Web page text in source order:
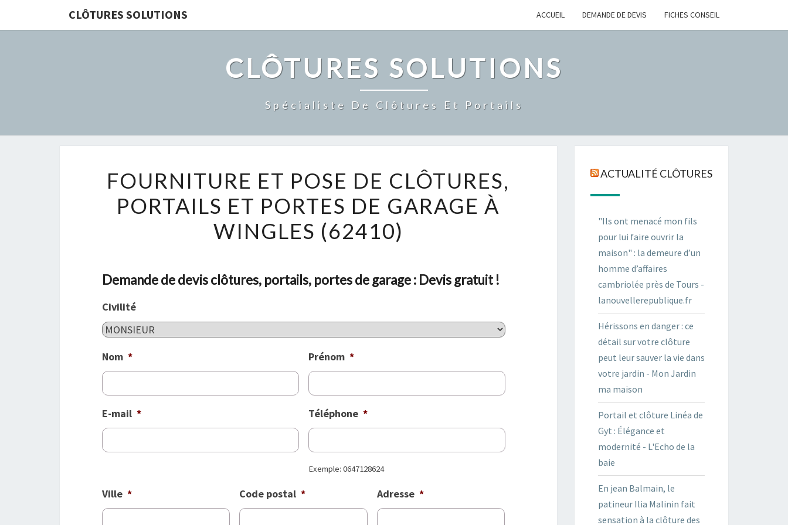
CLÔTURES SOLUTIONS ACCUEIL DEMANDE DE DEVIS FICHES CONSEIL
CLÔTURES SOLUTIONS
Spécialiste De Clôtures Et Portails
ET
POSE
DE
CLÔTURES,
PORTES
GARAGE
À
WINGLES
(62410)
FOURNITURE ET POSE DE CLÔTURES,
PORTAILS ET PORTES DE GARAGE À
WINGLES (62410)
Demande de devis clôtures, portails, portes de garage : Devis gratuit !
Civilité
Nom * Prénom *
E-mail * Téléphone *
Exemple: 0647128624
Ville * Code postal * Adresse *
ACTUALITÉ CLÔTURES
"Ils ont menacé mon fils
pour lui faire ouvrir la
maison" : la demeure d’un
homme d’affaires
cambriolée près de Tours -
lanouvellerepublique.fr
Hérissons en danger : ce
détail sur votre clôture
peut leur sauver la vie dans
votre jardin - Mon Jardin
ma maison
Portail et clôture Linéa de
Gyt : Élégance et
modernité - L'Echo de la
baie
En jean Balmain, le
patineur Ilia Malinin fait
sensation à la clôture des